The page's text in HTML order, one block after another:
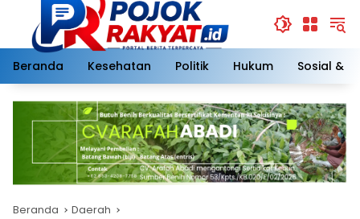
Langsung
konten
Beranda
Kesehatan Politik Hukum Sosial &
Beranda Daerah